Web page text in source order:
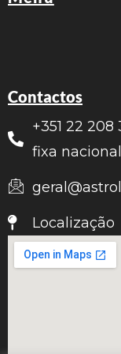
Contactos
+351 22
fixa
Localização